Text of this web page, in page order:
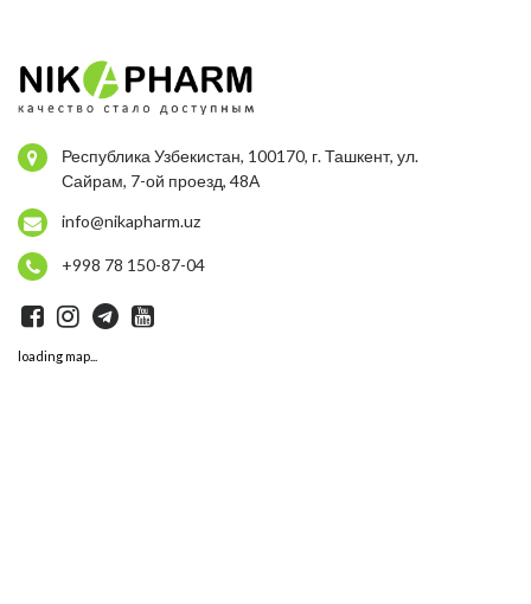
Республика Узбекистан, 100170, г. Ташкент, ул.
Сайрам, 7-ой проезд, 48А
info@nikapharm.uz
+998 78 150-87-04
loading map...